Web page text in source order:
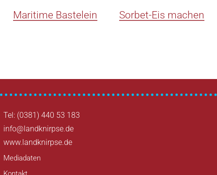
Maritime Bastelein Sorbet-Eis machen
Tel: (0381) 440 53 183
info@landknirpse.de
www.landknirpse.de
Mediadaten